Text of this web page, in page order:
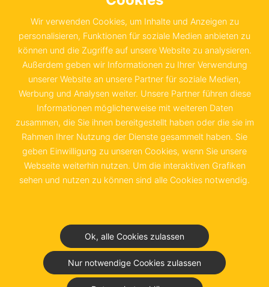
Sachsenstraße 6
20097 Hamburg
+49 40 655 874 0
info@schwedenkammer.de
Kontakt Impressum
Nutzungsbedingungen
Junior Chamber Club
Wir verwenden Cookies, um Inhalte und Anzeigen zu
personalisieren, Funktionen für soziale Medien anbieten zu
können und die Zugriffe auf unsere Website zu analysieren.
Außerdem geben wir Informationen zu Ihrer Verwendung
unserer Website an unsere Partner für soziale Medien,
Werbung und Analysen weiter. Unsere Partner führen diese
Informationen möglicherweise mit weiteren Daten
zusammen, die Sie ihnen bereitgestellt haben oder die sie im
Rahmen Ihrer Nutzung der Dienste gesammelt haben. Sie
geben Einwilligung zu unseren Cookies, wenn Sie unsere
Webseite weiterhin nutzen. Um die interaktiven Grafiken
sehen und nutzen zu können sind alle Cookies notwendig.
Ok, alle Cookies zulassen
Nur notwendige Cookies zulassen